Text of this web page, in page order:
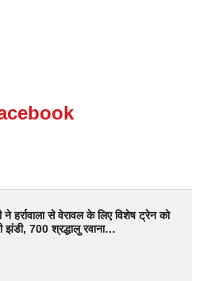
ने हर्रावाला से वेरावल के लिए विशेष ट्रेन को
झंडी, 700 श्रद्धालु रवाना…